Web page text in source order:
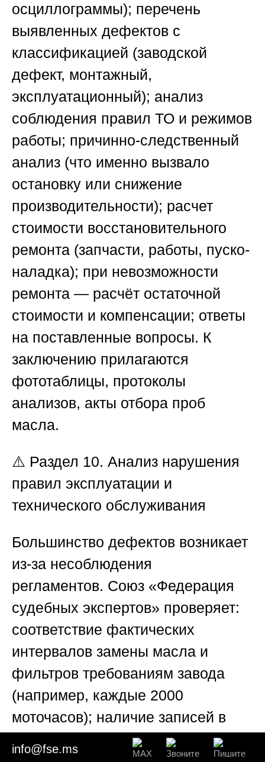
осциллограммы); перечень
выявленных дефектов с
классификацией (заводской
дефект, монтажный,
эксплуатационный); анализ
соблюдения правил ТО и режимов
работы; причинно-следственный
анализ (что именно вызвало
остановку или снижение
производительности); расчет
стоимости восстановительного
ремонта (запчасти, работы, пуско-
наладка); при невозможности
ремонта — расчёт остаточной
стоимости и компенсации; ответы
на поставленные вопросы. К
заключению прилагаются
фототаблицы, протоколы
анализов, акты отбора проб
масла.
⚠️ Раздел 10. Анализ нарушения
правил эксплуатации и
технического обслуживания
Большинство дефектов возникает
из-за несоблюдения
регламентов. Союз «Федерация
судебных экспертов» проверяет:
соответствие фактических
интервалов замены масла и
фильтров требованиям завода
(например, каждые 2000
моточасов); наличие записей в
журнале ТО (даты, наработка,
info@fse.ms